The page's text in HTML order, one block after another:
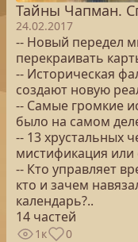
Тайны Чапман.
24.02.2017
-- Новый передел
перекраивать
-- Историческая
создают новую
-- Самые громкие
было на самом
-- 13 хрустальных
мистификация или
-- Кто управляет
кто и зачем
календарь?..
14 частей
1к 0